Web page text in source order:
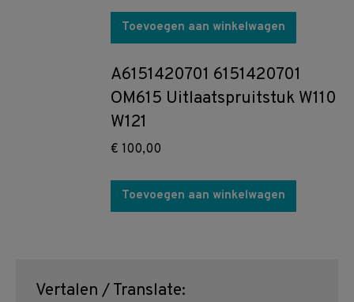
Toevoegen aan winkelwagen
A6151420701 6151420701
OM615 Uitlaatspruitstuk W110
W121
€ 100,00
Toevoegen aan winkelwagen
Vertalen / Translate: